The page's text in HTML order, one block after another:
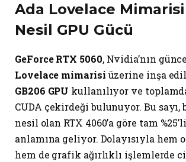
Ada Lovelace
Nesil GPU Gücü
GeForce RTX 5060, Nvidia’nın
Lovelace mimarisi üzerine inşa
GB206 GPU kullanılıyor ve
CUDA çekirdeği bulunuyor. Bu sayı,
nesil olan RTX 4060’a göre tam
anlamına geliyor. Dolayısıyla hem
hem de grafik ağırlıklı işlemlerde